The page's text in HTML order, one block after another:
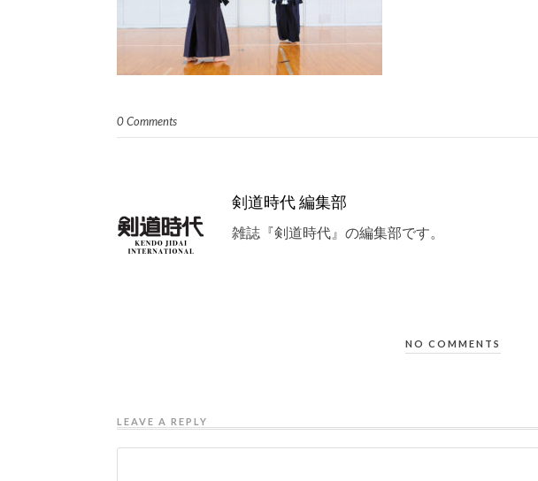
0 Comments
剣道時代 編集部
雑誌『剣道時代』の編集部です。
NO COMMENTS
LEAVE A REPLY